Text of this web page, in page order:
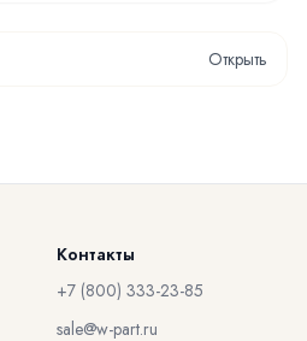
Открыть
Контакты
+7 (800) 333-23-85
sale@w-part.ru